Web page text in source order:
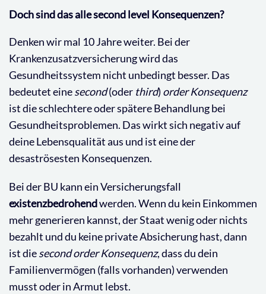
Doch sind das alle second level Konsequenzen?
Denken wir mal 10 Jahre weiter. Bei der
Krankenzusatzversicherung wird das
Gesundheitssystem nicht unbedingt besser. Das
bedeutet einesecond(oder third) order Konsequenz
ist die schlechtere oder spätere Behandlung bei
Gesundheitsproblemen. Das wirkt sich negativ auf
deine Lebensqualität aus und ist eine der
desaströsesten Konsequenzen.
Bei der BU kann ein Versicherungsfall
existenzbedrohendwerden. Wenn du kein Einkommen
mehr generieren kannst, der Staat wenig oder nichts
bezahlt und du keine private Absicherung hast, dann
ist diesecond order Konsequenz, dass du dein
Familienvermögen (falls vorhanden) verwenden
musst oder in Armut lebst.